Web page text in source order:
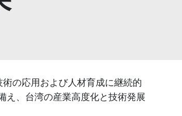
の応用および人材育成に継続的
え、台湾の産業高度化と技術発展